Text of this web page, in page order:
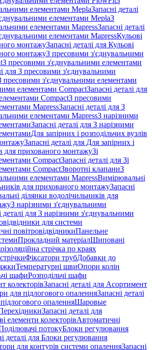
елементами MeplaЗапасні деталі
елементами MeplaЗ
елементами MapressЗапасні деталі
елементами MapressКульові
монтажуЗапасні деталі для Кульові
монтажуЗ пресовими з'єднувальними
З пресовими з'єднувальними елементами
для З пресовими з'єднувальними
пресовими з'єднувальними елементами
елементами CompactЗапасні деталі для
CompactЗ пресовими
MapressЗапасні деталі для З
елементами MapressЗ нарізними
Запасні деталі для З нарізними
Для запірних і розподільчих вузлів
Запасні деталі для Для запірних і
для прихованого монтажуЗі
CompactЗапасні деталі для Зі
CompactЗворотні клапаниЗ
елементами MapressВимірювальні
для прихованого монтажуЗапасні
ділянки водолічильників для
З нарізними з'єднувальними
деталі для З нарізними з'єднувальними
для системи
повітровідвідникиПанельне
Прокладний матеріалШиповані
стрічка по краях
Фіксатори трубДобавки до
Температурні швиОпори колін
шафиРозподільчі шафи
колекторівЗапасні деталі для Асортимент
для підлогового опаленняЗапасні деталі
опаленняШаровые
Запасні деталі для
елементи колекторівАвтоматичні
потокуБлоки регулювання
деталі для Блоки регулювання
для контурів системи опаленняЗапасні